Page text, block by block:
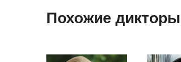
Похожие дикторы